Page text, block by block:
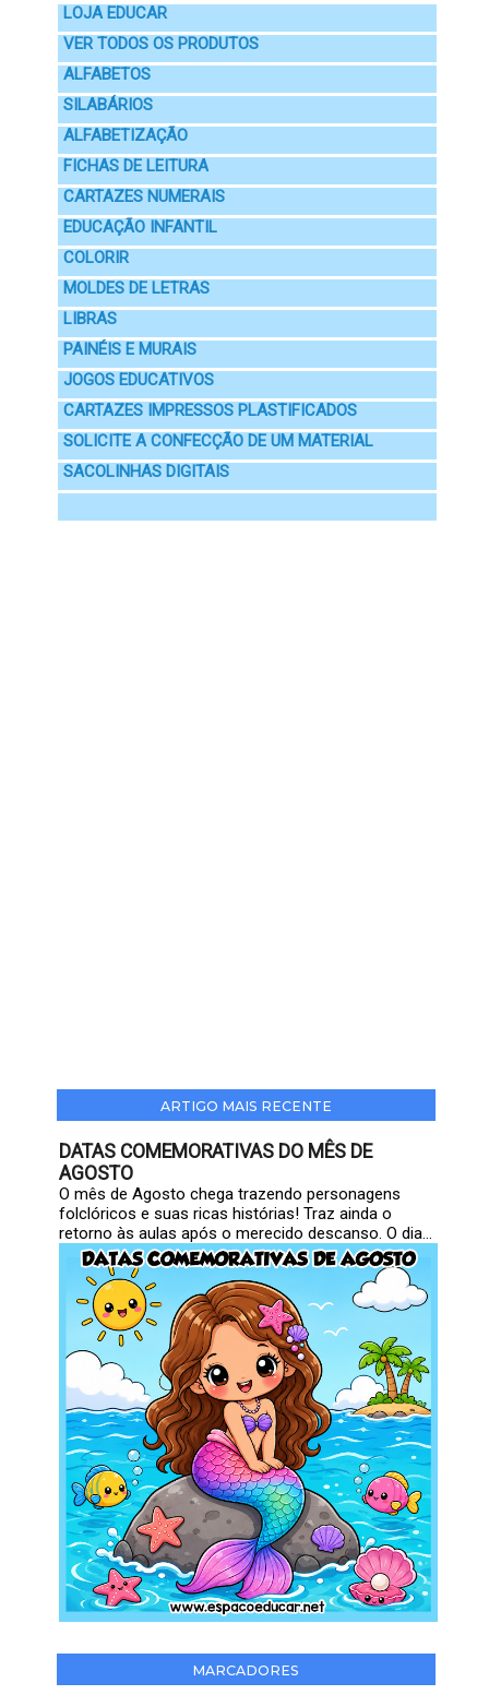
LOJA EDUCAR
VER TODOS OS PRODUTOS
ALFABETOS
SILABÁRIOS
ALFABETIZAÇÃO
FICHAS DE LEITURA
CARTAZES NUMERAIS
EDUCAÇÃO INFANTIL
COLORIR
MOLDES DE LETRAS
LIBRAS
PAINÉIS E MURAIS
JOGOS EDUCATIVOS
CARTAZES IMPRESSOS PLASTIFICADOS
SOLICITE A CONFECÇÃO DE UM MATERIAL
SACOLINHAS DIGITAIS
ARTIGO MAIS RECENTE
DATAS COMEMORATIVAS DO MÊS DE
AGOSTO
O mês de Agosto chega trazendo personagens
folclóricos e suas ricas histórias! Traz ainda o
retorno às aulas após o merecido descanso. O dia...
MARCADORES